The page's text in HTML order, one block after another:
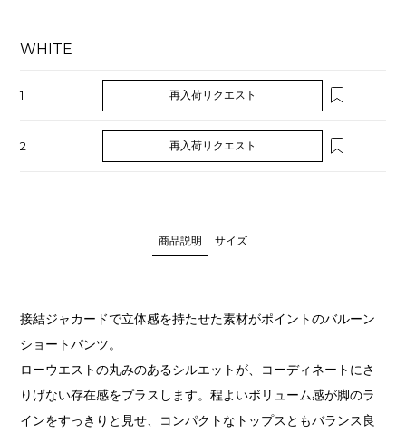
WHITE
1 再入荷リクエスト
2 再入荷リクエスト
商品説明 サイズ
接結ジャカードで立体感を持たせた素材がポイントのバルーン
ショートパンツ。
ローウエストの丸みのあるシルエットが、コーディネートにさ
りげない存在感をプラスします。程よいボリューム感が脚のラ
インをすっきりと見せ、コンパクトなトップスともバランス良